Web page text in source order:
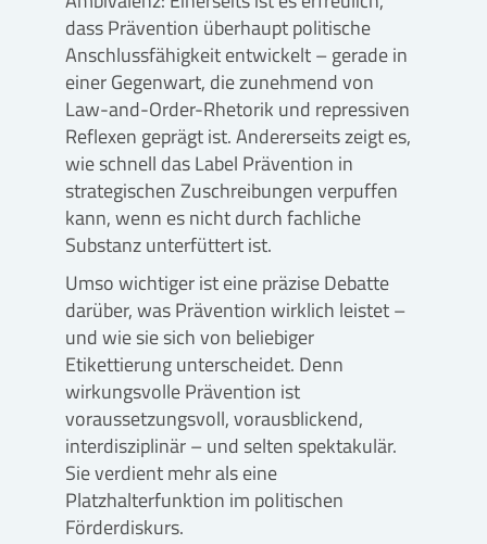
dass Prävention überhaupt politische
Anschlussfähigkeit entwickelt – gerade in
einer Gegenwart, die zunehmend von
Law-and-Order-Rhetorik und repressiven
Reflexen geprägt ist. Andererseits zeigt es,
wie schnell das Label Prävention in
strategischen Zuschreibungen verpuffen
kann, wenn es nicht durch fachliche
Substanz unterfüttert ist.
Umso wichtiger ist eine präzise Debatte
darüber, was Prävention wirklich leistet –
und wie sie sich von beliebiger
Etikettierung unterscheidet. Denn
wirkungsvolle Prävention ist
voraussetzungsvoll, vorausblickend,
interdisziplinär – und selten spektakulär.
Sie verdient mehr als eine
Platzhalterfunktion im politischen
Förderdiskurs.